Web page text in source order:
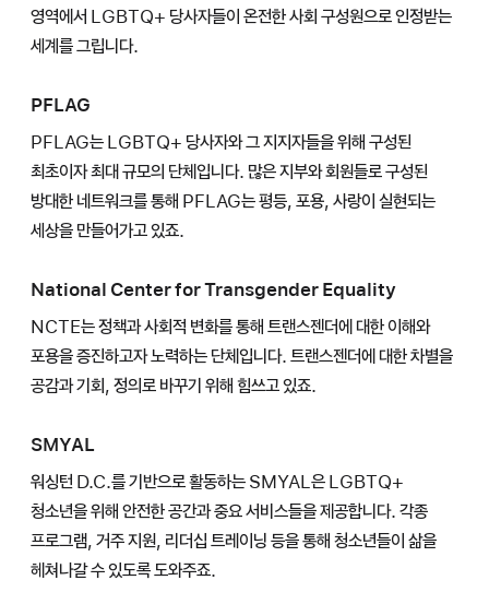
영역에서 LGBTQ+ 당사자들이 온전한 사회 구성원으로 인정받는
세계를 그립니다.
PFLAG
PFLAG는 LGBTQ+ 당사자와 그 지지자들을 위해 구성된
최초이자 최대 규모의 단체입니다. 많은 지부와 회원들로 구성된
방대한 네트워크를 통해 PFLAG는 평등, 포용, 사랑이 실현되는
세상을 만들어가고 있죠.
National Center for Transgender Equality
NCTE는 정책과 사회적 변화를 통해 트랜스젠더에 대한 이해와
포용을 증진하고자 노력하는 단체입니다. 트랜스젠더에 대한 차별을
공감과 기회, 정의로 바꾸기 위해 힘쓰고 있죠.
SMYAL
워싱턴 D.C.를 기반으로 활동하는 SMYAL은 LGBTQ+
청소년을 위해 안전한 공간과 중요 서비스들을 제공합니다. 각종
프로그램, 거주 지원, 리더십 트레이닝 등을 통해 청소년들이 삶을
헤쳐나갈 수 있도록 도와주죠.